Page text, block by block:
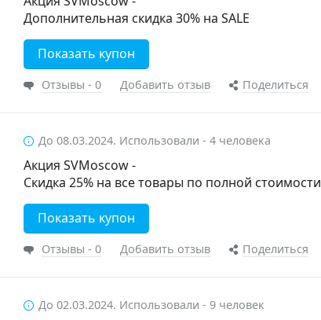
Дополнительная скидка 30% на SALE
Показать купон
Отзывы - 0 Добавить отзыв Поделиться
До 08.03.2024. Использовали - 4 человека
Акция SVMoscow -
Скидка 25% на все товары по полной стоимости
Показать купон
Отзывы - 0 Добавить отзыв Поделиться
До 02.03.2024. Использовали - 9 человек